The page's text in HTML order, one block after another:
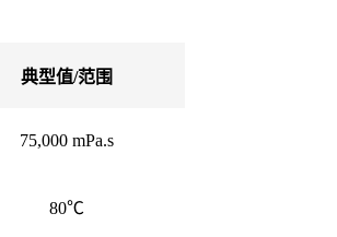
典型值/范围
75,000 mPa.s
80℃